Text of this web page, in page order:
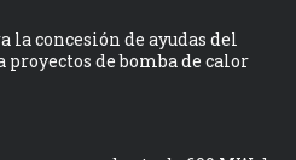
la concesión de ayudas del
proyectos de bomba de calor